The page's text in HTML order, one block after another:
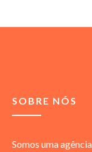
SOBRE NÓS
Somos uma